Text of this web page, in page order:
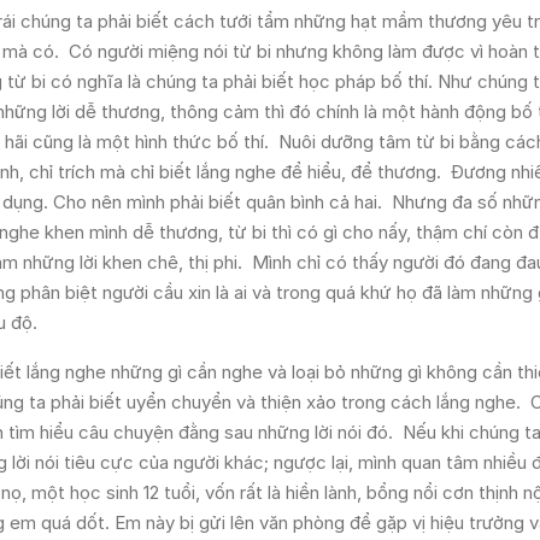
chúng ta phải biết cách tưới tẩm những hạt mầm thương yêu
có. Có người miệng nói từ bi nhưng không làm được vì hoàn
bi có nghĩa là chúng ta phải biết học pháp bố thí. Như chúng
lời dễ thương, thông cảm thì đó chính là một hành động bố
cũng là một hình thức bố thí. Nuôi dưỡng tâm từ bi bằng
chỉ trích mà chỉ biết lắng nghe để hiểu, để thương. Đương
Cho nên mình phải biết quân bình cả hai. Nhưng đa số
khen mình dễ thương, từ bi thì có gì cho nấy, thậm chí còn
những lời khen chê, thị phi. Mình chỉ có thấy người đó đang
phân biệt người cầu xin là ai và trong quá khứ họ đã làm những
độ.
lắng nghe những gì cần nghe và loại bỏ những gì không cần
ta phải biết uyển chuyển và thiện xảo trong cách lắng nghe.
hiểu câu chuyện đằng sau những lời nói đó. Nếu khi chúng
nói tiêu cực của người khác; ngược lại, mình quan tâm nhiều
một học sinh 12 tuổi, vốn rất là hiền lành, bổng nổi cơn thịnh
quá dốt. Em này bị gửi lên văn phòng để gặp vị hiệu trưởng